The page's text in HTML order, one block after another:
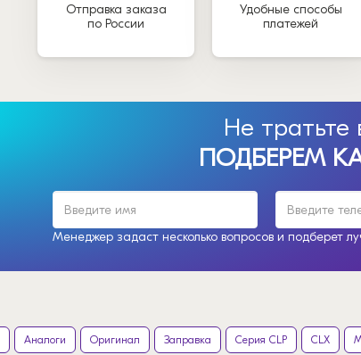
Отправка заказа
по России
Удобные способы
платежей
Не тратьте
ПОДБЕРЕМ
Менеджер задаст несколько вопросов и подберет
Аналоги Оригинал Заправка Серия CLP CLX